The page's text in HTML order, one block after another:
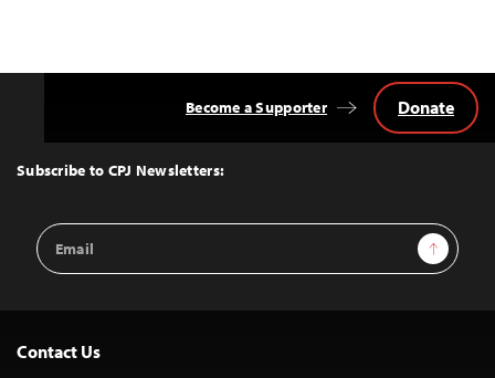
Top
Subscribe to CPJ Newsletters:
Email
Address
Sign Up
Become a Supporter Donate
Contact Us